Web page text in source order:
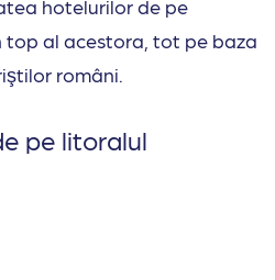
hotelurilor de pe
top al acestora, tot pe baza
români.
pe litoralul